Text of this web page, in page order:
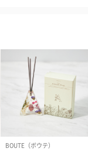
キゾチックな花
代へと誘います。
ーガニック認証
ミントと上品に織